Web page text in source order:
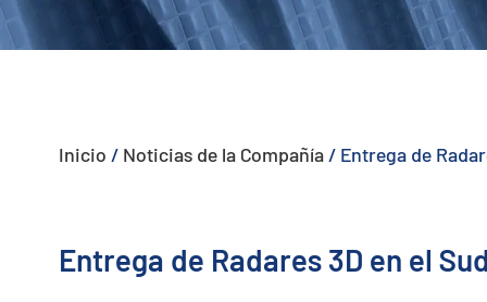
- - - ND-BU005 Sistema Anti-Dron Pasivo Avanzado
Inicio / Noticias de la Compañía / Entrega de
Entrega de Radares 3D en el